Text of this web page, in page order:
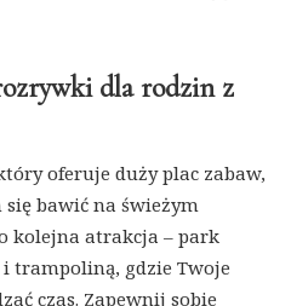
dla rodzin z
oferuje duży plac zabaw,
się bawić na świeżym
kolejna atrakcja – park
gdzie Twoje
czas. Zapewnij sobie